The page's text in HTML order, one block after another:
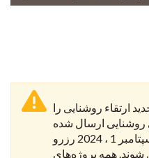
ارتقاء روشنایی را
روشنایی ارسال شده
قبل از اوت 15 ، 2024 باید تا سپتامبر 1 ، 2024 رزرو
همه پروژه‌های